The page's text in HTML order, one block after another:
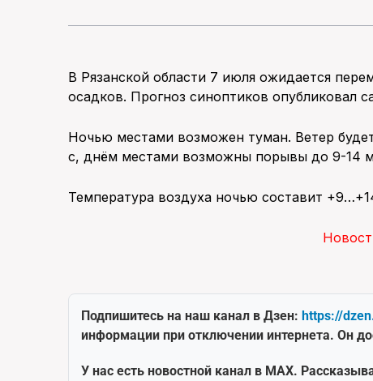
В Рязанской области 7 июля ожидается
осадков. Прогноз синоптиков опубликовал
Ночью местами возможен туман. Ветер
с, днём местами возможны порывы до 9-14
Температура воздуха ночью составит
Подпишитесь на наш канал в Дзен: https://
информации при отключении интернета. Он
У нас есть новостной канал в MAX.